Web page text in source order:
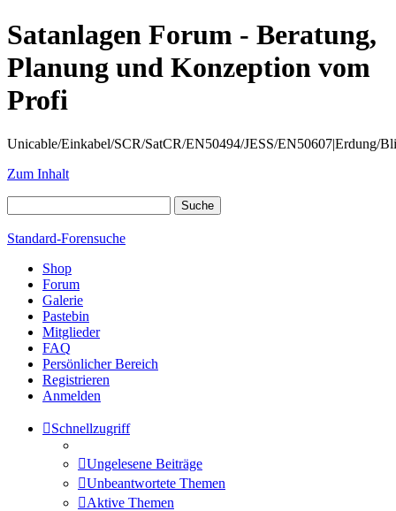
Satanlagen Forum - Beratung,
Planung und Konzeption vom
Profi
Unicable/Einkabel/SCR/SatCR/EN50494/JESS/EN50607|Erdung/
Zum Inhalt
Standard-Forensuche
Shop
Forum
Galerie
Pastebin
Mitglieder
FAQ
Persönlicher Bereich
Registrieren
Anmelden
Schnellzugriff
Ungelesene Beiträge
Unbeantwortete Themen
Aktive Themen